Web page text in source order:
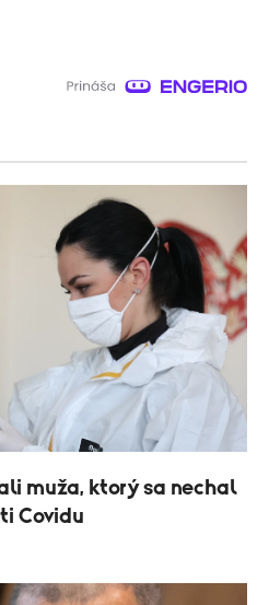
muža, ktorý sa nechal
Covidu